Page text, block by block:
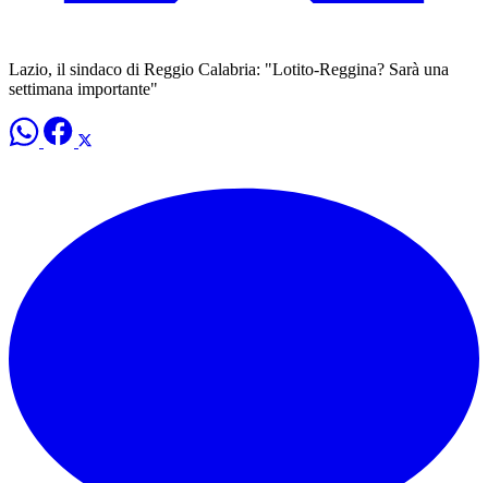
Lazio, il sindaco di Reggio Calabria: "Lotito-Reggina? Sarà una
settimana importante"